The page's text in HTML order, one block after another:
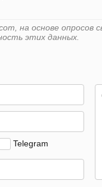
на основе опросов
этих данных.
Telegram